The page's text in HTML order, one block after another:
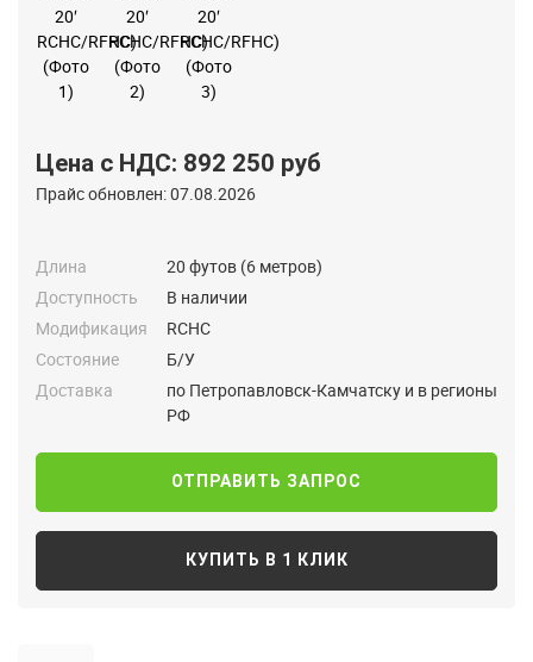
Цена с НДС: 892 250 руб
Прайс обновлен: 07.08.2026
Длина
20 футов (6 метров)
Доступность
В наличии
Модификация
RCHC
Состояние
Б/У
Доставка
по Петропавловск-Камчатску и в регионы
РФ
ОТПРАВИТЬ ЗАПРОС
КУПИТЬ В 1 КЛИК